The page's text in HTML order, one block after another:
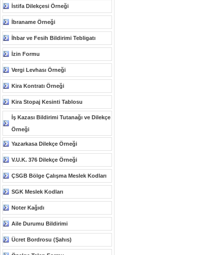
İstifa Dilekçesi Örneği
İbraname Örneği
İhbar ve Fesih Bildirimi Tebligatı
İzin Formu
Vergi Levhası Örneği
Kira Kontratı Örneği
Kira Stopaj Kesinti Tablosu
İş Kazası Bildirimi Tutanağı ve Dilekçe
Örneği
Yazarkasa Dilekçe Örneği
V.U.K. 376 Dilekçe Örneği
ÇSGB Bölge Çalışma Meslek Kodları
SGK Meslek Kodları
Noter Kağıdı
Aile Durumu Bildirimi
Ücret Bordrosu (Şahıs)